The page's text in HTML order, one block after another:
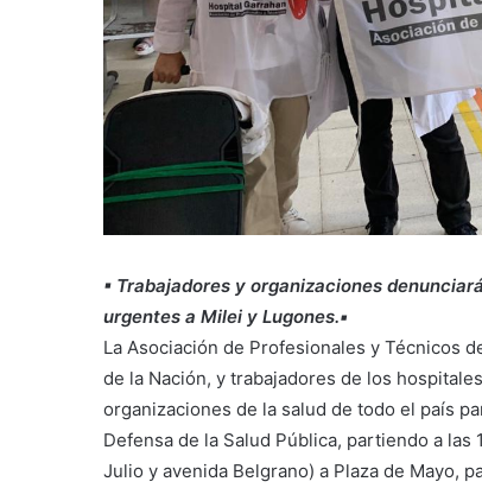
▪︎ Trabajadores y organizaciones
urgentes a Milei y Lugones.▪︎
La Asociación de Profesionales y Técnicos
de la Nación, y trabajadores de los
organizaciones de la salud de todo el país
Defensa de la Salud Pública, partiendo a
Julio y avenida Belgrano) a Plaza de Mayo,